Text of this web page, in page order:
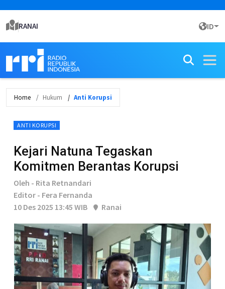
RANAI ID
Home Hukum Anti Korupsi
ANTI KORUPSI
Kejari Natuna Tegaskan
Komitmen Berantas Korupsi
Oleh - Rita Retnandari
Editor - Fera Fernanda
10 Des 2025 13:45 WIB
Ranai